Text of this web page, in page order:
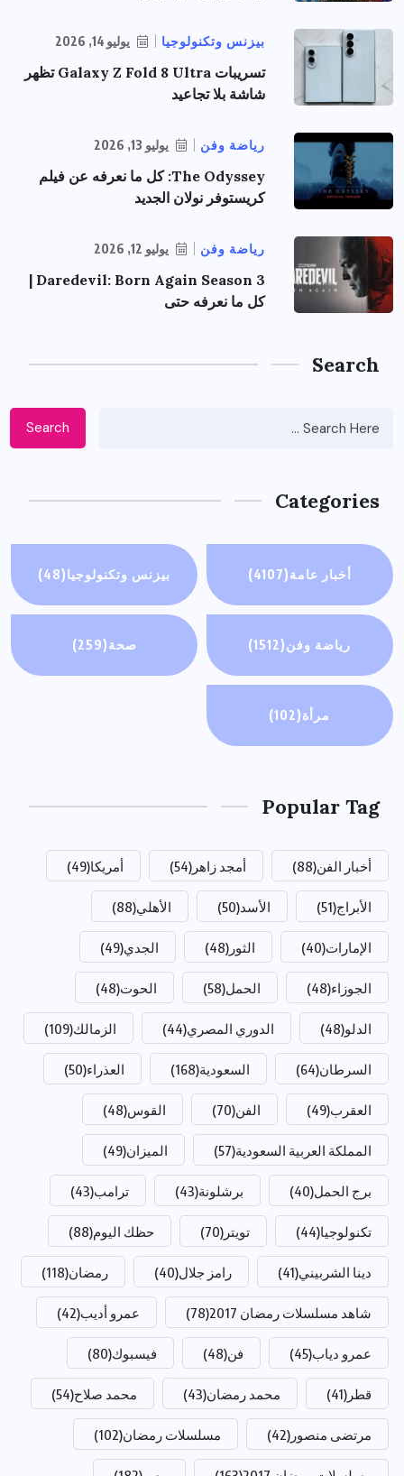
بيزنس وتكنولوجيا يوليو 14, 2026
تسريبات Galaxy Z Fold 8 Ultra تظهر
شاشة بلا تجاعيد
رياضة وفن يوليو 13, 2026
The Odyssey: كل ما نعرفه عن فيلم
كريستوفر نولان الجديد
رياضة وفن يوليو 12, 2026
Daredevil: Born Again Season 3 |
كل ما نعرفه حتى
Search
Search
Categories
أخبار عامة(4107) بيزنس وتكنولوجيا(48)
رياضة وفن(1512) صحة(259)
مرأة(102)
Popular Tag
أخبار الفن(88) أمجد زاهر (54) أمريكا(49)
الأبراج(51) الأسد(50) الأهلي(88)
الإمارات(40) الثور (48) الجدي(49)
الجوزاء(48) الحمل(58) الحوت(48)
الدلو(48) الدوري المصري(44) الزمالك(109)
السرطان(64) السعودية(168) العذراء(50)
العقرب(49) الفن(70) القوس(48)
المملكة العربية السعودية(57) الميزان(49)
برج الحمل(40) برشلونة(43) ترامب(43)
تكنولوجيا(44) تويتر (70) حظك اليوم(88)
دينا الشربيني(41) رامز جلال(40) رمضان(118)
شاهد مسلسلات رمضان 2017 (78) عمرو أديب(42)
عمرو دياب(45) فن(48) فيسبوك(80)
قطر (41) محمد رمضان(43) محمد صلاح(54)
مرتضى منصور (42) مسلسلات رمضان(102)